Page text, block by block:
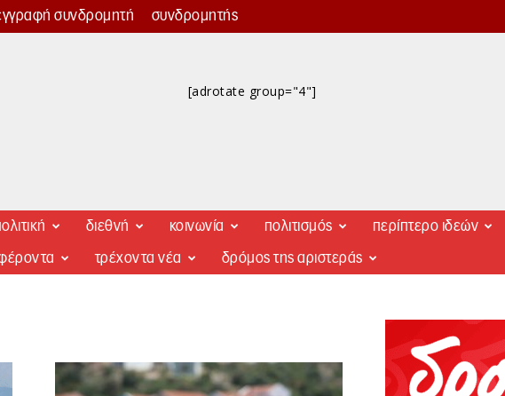
συνδρομητή συνδρομητής
[adrotate group="4"]
διεθνή κοινωνία πολιτισμός περίπτερο ιδεών
τρέχοντα νέα δρόμος της αριστεράς